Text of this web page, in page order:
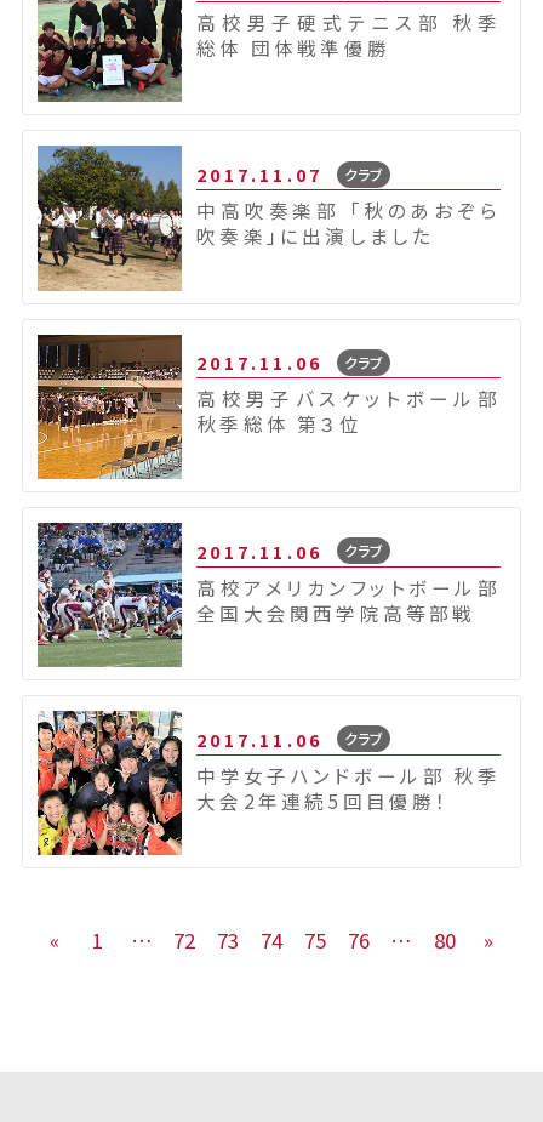
高校男子硬式テニス部 秋季
総体 団体戦準優勝
2017.11.07 クラブ
中高吹奏楽部 「秋のあおぞら
吹奏楽」に出演しました
2017.11.06 クラブ
高校男子バスケットボール部
秋季総体 第３位
2017.11.06 クラブ
高校アメリカンフットボール部
全国大会関西学院高等部戦
2017.11.06 クラブ
中学女子ハンドボール部 秋季
大会2年連続5回目優勝！
« 1 … 72 73 74 75 76 … 80 »